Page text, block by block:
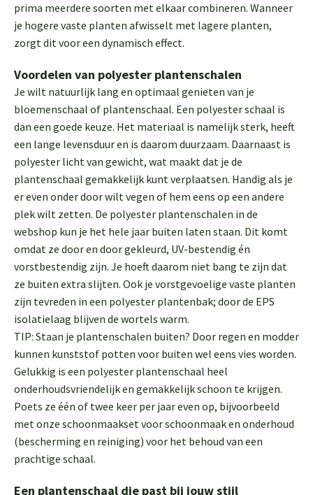
prima meerdere soorten met elkaar combineren. Wanneer
je hogere vaste planten afwisselt met lagere planten,
zorgt dit voor een dynamisch effect.
Voordelen van polyester plantenschalen
Je wilt natuurlijk lang en optimaal genieten van je
bloemenschaal of plantenschaal. Een polyester schaal is
dan een goede keuze. Het materiaal is namelijk sterk, heeft
een lange levensduur en is daarom duurzaam. Daarnaast is
polyester licht van gewicht, wat maakt dat je de
plantenschaal gemakkelijk kunt verplaatsen. Handig als je
er even onder door wilt vegen of hem eens op een andere
plek wilt zetten. De polyester plantenschalen in de
webshop kun je het hele jaar buiten laten staan. Dit komt
omdat ze door en door gekleurd, UV-bestendig én
vorstbestendig zijn. Je hoeft daarom niet bang te zijn dat
ze buiten extra slijten. Ook je vorstgevoelige vaste planten
zijn tevreden in een polyester plantenbak; door de EPS
isolatielaag blijven de wortels warm.
TIP: Staan je plantenschalen buiten? Door regen en modder
kunnen kunststof potten voor buiten wel eens vies worden.
Gelukkig is een polyester plantenschaal heel
onderhoudsvriendelijk en gemakkelijk schoon te krijgen.
Poets ze één of twee keer per jaar even op, bijvoorbeeld
met onze schoonmaakset voor schoonmaak en onderhoud
(bescherming en reiniging) voor het behoud van een
prachtige schaal.
Een plantenschaal die past bij jouw stijl